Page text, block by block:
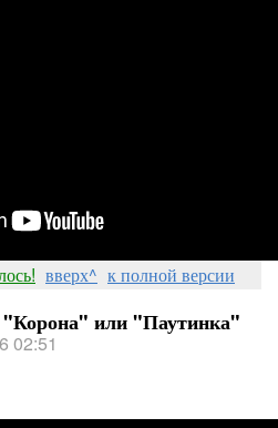
вверх^ к полной версии
"Корона" или "Паутинка"
02:51